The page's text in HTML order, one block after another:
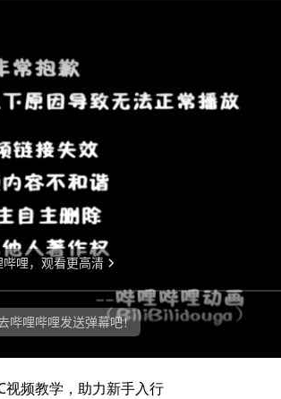
视频教学，助力新手入行